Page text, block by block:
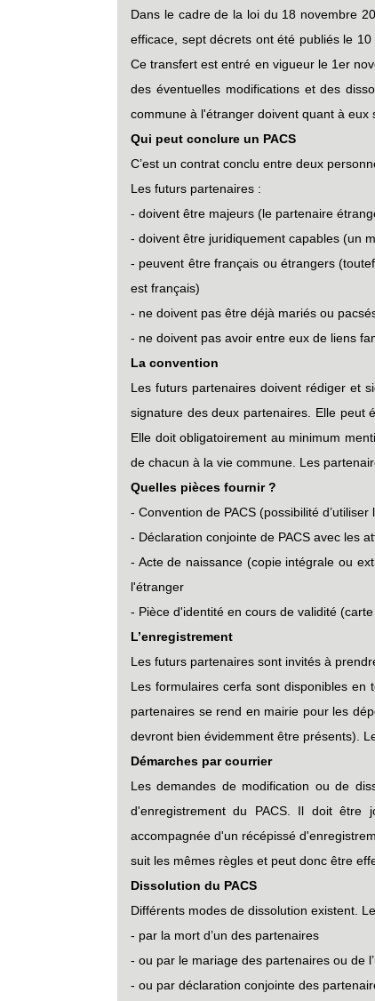
Dans le cadre de la loi du 18 novembre
efficace, sept décrets ont été publiés le
Ce transfert est entré en vigueur le 1er
des éventuelles modifications et des
commune à l'étranger doivent quant à eux
Qui peut conclure un PACS
C’est un contrat conclu entre deux
Les futurs partenaires :
- doivent être majeurs (le partenaire
- doivent être juridiquement capables (un
- peuvent être français ou étrangers
est français)
- ne doivent pas être déjà mariés ou
- ne doivent pas avoir entre eux de liens
La convention
Les futurs partenaires doivent rédiger et
signature des deux partenaires. Elle peut
Elle doit obligatoirement au minimum
de chacun à la vie commune. Les
Quelles pièces fournir ?
- Convention de PACS (possibilité
- Déclaration conjointe de PACS avec les
- Acte de naissance (copie intégrale ou
l'étranger
- Pièce d'identité en cours de validité
L’enregistrement
Les futurs partenaires sont invités à
Les formulaires cerfa sont disponibles en
partenaires se rend en mairie pour les
devront bien évidemment être présents).
Démarches par courrier
Les demandes de modification ou de
d'enregistrement du PACS. Il doit être
accompagnée d'un récépissé
suit les mêmes règles et peut donc être
Dissolution du PACS
Différents modes de dissolution existent.
- par la mort d’un des partenaires
- ou par le mariage des partenaires ou de
- ou par déclaration conjointe des